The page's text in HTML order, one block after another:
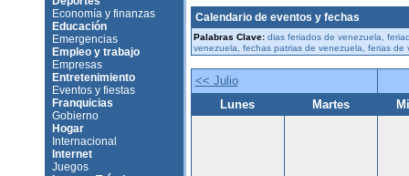
Economía y finanzas
Educación
Emergencias
Empleo y trabajo
Empresas
Entretenimiento
Eventos y fiestas
Franquicias
Gobierno
Hogar
Internacional
Internet
Juegos
Calendario de eventos y fechas
Palabras Clave: dias feriados de venezuela,
venezuela, fechas patrias de venezuela, ferias
<< Julio
Lunes
Martes